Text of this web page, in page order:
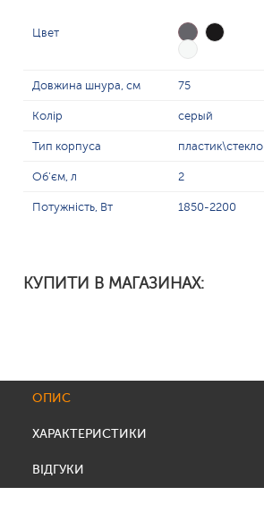
Цвет
Довжина шнура, см 75
Колір серый
Тип корпуса пластик\стекло
Об'єм, л 2
Потужність, Вт 1850-2200
КУПИТИ В МАГАЗИНАХ:
ОПИС
ХАРАКТЕРИСТИКИ
ВІДГУКИ